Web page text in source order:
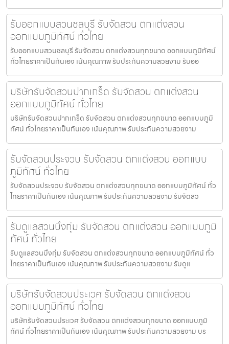
รับออกแบบสวนชลบุรี รับจัดสวน ตกแต่งสวน
ออกแบบภูมิทัศน์ ทั่วไทย
รับออกแบบสวนชลบุรี รับจัดสวน ตกแต่งสวนทุกขนาด ออกแบบภูมิทัศน์
ทั่วไทยราคาเป็นกันเอง เน้นคุณภาพ รับประกันความสวยงาม รับออ
บริษัทรับจัดสวนปากเกร็ด รับจัดสวน ตกแต่งสวน
ออกแบบภูมิทัศน์ ทั่วไทย
บริษัทรับจัดสวนปากเกร็ด รับจัดสวน ตกแต่งสวนทุกขนาด ออกแบบภูมิ
ทัศน์ ทั่วไทยราคาเป็นกันเอง เน้นคุณภาพ รับประกันความสวยงาม
รับจัดสวนประจวบ รับจัดสวน ตกแต่งสวน ออกแบบ
ภูมิทัศน์ ทั่วไทย
รับจัดสวนประจวบ รับจัดสวน ตกแต่งสวนทุกขนาด ออกแบบภูมิทัศน์ ทั่ว
ไทยราคาเป็นกันเอง เน้นคุณภาพ รับประกันความสวยงาม รับจัดสว
รับดูแลสวนบึงกุ่ม รับจัดสวน ตกแต่งสวน ออกแบบภูมิ
ทัศน์ ทั่วไทย
รับดูแลสวนบึงกุ่ม รับจัดสวน ตกแต่งสวนทุกขนาด ออกแบบภูมิทัศน์ ทั่ว
ไทยราคาเป็นกันเอง เน้นคุณภาพ รับประกันความสวยงาม รับดูแ
บริษัทรับจัดสวนประเวศ รับจัดสวน ตกแต่งสวน
ออกแบบภูมิทัศน์ ทั่วไทย
บริษัทรับจัดสวนประเวศ รับจัดสวน ตกแต่งสวนทุกขนาด ออกแบบภูมิ
ทัศน์ ทั่วไทยราคาเป็นกันเอง เน้นคุณภาพ รับประกันความสวยงาม บร